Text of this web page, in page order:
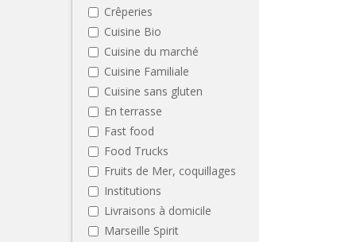
Crêperies
Cuisine Bio
Cuisine du marché
Cuisine Familiale
Cuisine sans gluten
En terrasse
Fast food
Food Trucks
Fruits de Mer, coquillages
Institutions
Livraisons à domicile
Marseille Spirit